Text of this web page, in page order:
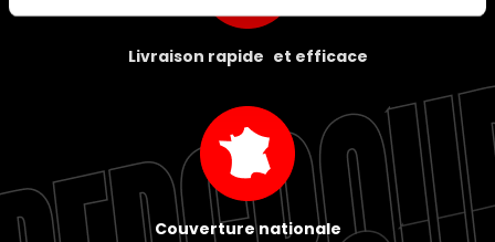
Livraison rapide et efficace
Couverture nationale